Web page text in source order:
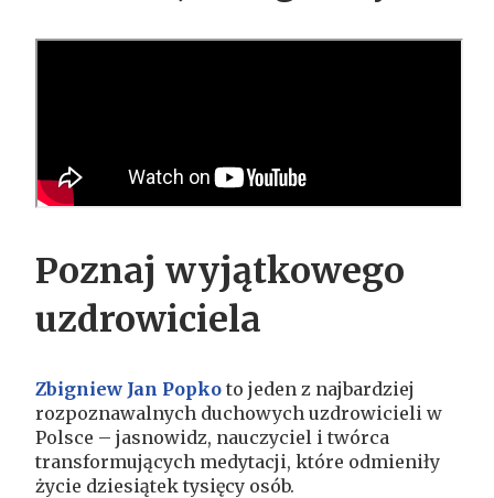
Poznaj wyjątkowego
uzdrowiciela
Zbigniew Jan Popko to jeden z najbardziej
rozpoznawalnych duchowych uzdrowicieli w
Polsce – jasnowidz, nauczyciel i twórca
transformujących medytacji, które odmieniły
życie dziesiątek tysięcy osób.